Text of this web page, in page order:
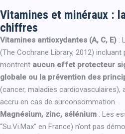
Vitamines et minéraux :
chiffres
Vitamines antioxydantes (A, C, E) :
(The Cochrane Library, 2012)
montrent aucun effet protecteur
globale ou la prévention des
(cancer, maladies cardiovasculaires),
accru en cas de surconsommation.
Magnésium, zinc, sélénium : Les
“Su.Vi.Max” en France) n’ont pas